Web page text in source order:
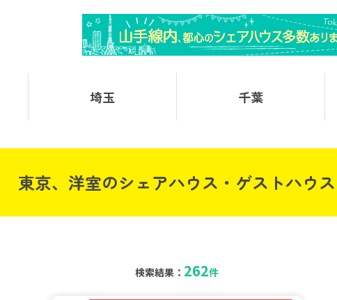
埼玉 千葉
東京、洋室のシェアハウス・ゲストハウス
検索結果： 262件